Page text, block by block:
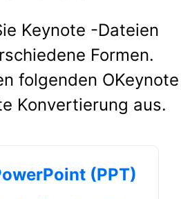
Keynote -Dateien
Formen.
folgenden OKeynote
Konvertierung aus.
(PPT)